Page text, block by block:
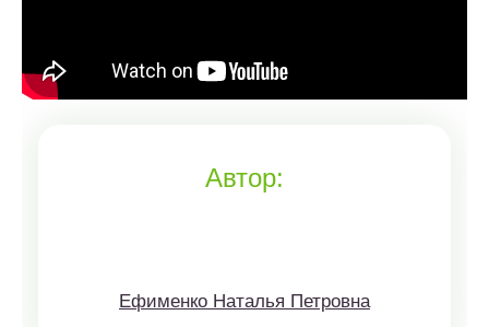
Автор:
Ефименко Наталья Петровна